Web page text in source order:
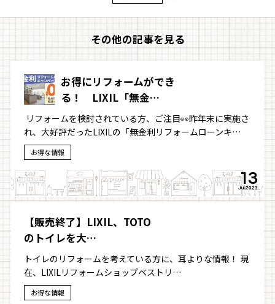
その他の記事を見る
お得にリフォームができ
る！ LIXIL「無金…
リフォームを検討されている方、ご注目👀昨年末に実施さ
れ、大好評だったLIXILの「無金利リフォームローンキ…
お得な情報
13
Jul.2023
【販売終了】LIXIL、TOTO
のトイレを大…
トイレのリフォームを考えている方に、耳よりな情報！ 現
在、LIXILリフォームショップベストリ…
お得な情報